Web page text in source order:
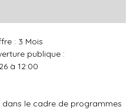
: 3 Mois
publique :
à 12:00
le cadre de programmes